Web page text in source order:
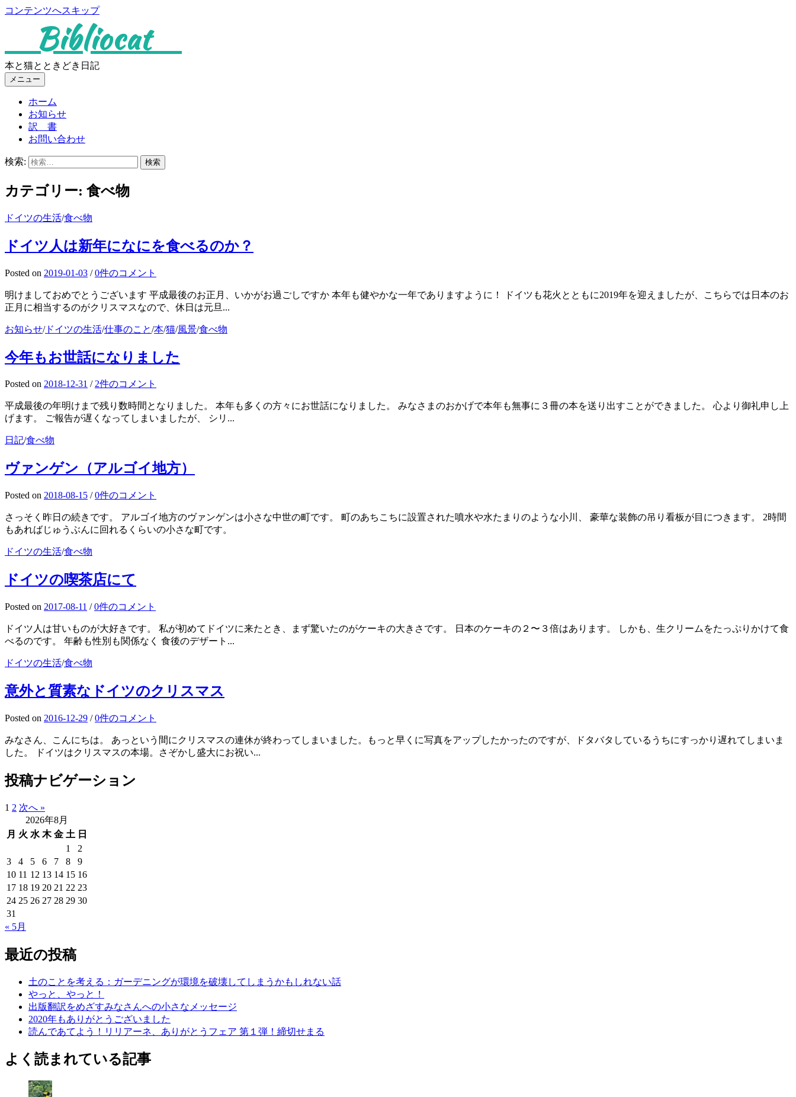
コンテンツへスキップ
Bibliocat
本と猫とときどき日記
メニュー
ホーム
お知らせ
訳 書
お問い合わせ
検索:
カテゴリー: 食べ物
ドイツの生活/食べ物
ドイツ人は新年になにを食べるのか？
Posted on 2019-01-03 /0件のコメント
明けましておめでとうございます 平成最後のお正月、いかがお過ごしですか 本年も健やかな一年でありますように！ ドイツも花火とともに2019年を迎えましたが、こちらでは日本のお
正月に相当するのがクリスマスなので、休日は元旦...
お知らせ/ドイツの生活/仕事のこと/本/猫/風景/食べ物
今年もお世話になりました
Posted on 2018-12-31 /2件のコメント
平成最後の年明けまで残り数時間となりました。 本年も多くの方々にお世話になりました。 みなさまのおかげで本年も無事に３冊の本を送り出すことができました。 心より御礼申し上
げます。 ご報告が遅くなってしまいましたが、 シリ...
日記/食べ物
ヴァンゲン（アルゴイ地方）
Posted on 2018-08-15 /0件のコメント
さっそく昨日の続きです。 アルゴイ地方のヴァンゲンは小さな中世の町です。 町のあちこちに設置された噴水や水たまりのような小川、 豪華な装飾の吊り看板が目につきます。 2時間
もあればじゅうぶんに回れるくらいの小さな町です。
ドイツの生活/食べ物
ドイツの喫茶店にて
Posted on 2017-08-11 /0件のコメント
ドイツ人は甘いものが大好きです。 私が初めてドイツに来たとき、まず驚いたのがケーキの大きさです。 日本のケーキの２〜３倍はあります。 しかも、生クリームをたっぷりかけて食
べるのです。 年齢も性別も関係なく 食後のデザート...
ドイツの生活/食べ物
意外と質素なドイツのクリスマス
Posted on 2016-12-29 /0件のコメント
みなさん、こんにちは。 あっという間にクリスマスの連休が終わってしまいました。もっと早くに写真をアップしたかったのですが、ドタバタしているうちにすっかり遅れてしまいま
した。 ドイツはクリスマスの本場。さぞかし盛大にお祝い...
投稿ナビゲーション
1 2 次へ »
2026年8月
月 火 水 木 金 土 日
1
2
3
4 5 6 7 8
9
10 11 12 13 14 15 16
17 18 19 20 21 22 23
24 25 26 27 28 29 30
31
« 5月
最近の投稿
土のことを考える：ガーデニングが環境を破壊してしまうかもしれない話
やっと、やっと！
出版翻訳をめざすみなさんへの小さなメッセージ
2020年もありがとうございました
読んであてよう！リリアーネ、ありがとうフェア 第１弾！締切せまる
よく読まれている記事